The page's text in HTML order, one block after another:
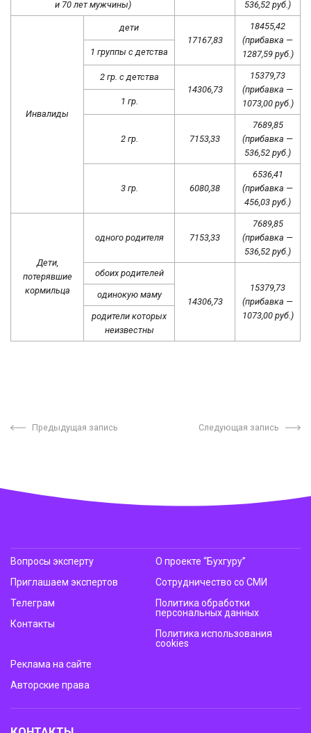
и 70 лет мужчины)
536,52 руб.)
Инвалиды
дети
17167,83
18455,42
(прибавка —
1287,59 руб.)
1 группы с детства
2 гр. с детства
14306,73
15379,73
(прибавка —
1073,00 руб.)
1 гр.
2 гр. 7153,33
7689,85
(прибавка —
536,52 руб.)
3 гр. 6080,38
6536,41
(прибавка —
456,03 руб.)
Дети,
потерявшие
кормильца
одного родителя 7153,33
7689,85
(прибавка —
536,52 руб.)
обоих родителей
14306,73
15379,73
(прибавка —
1073,00 руб.)
одинокую маму
родители которых
неизвестны
Предыдущая запись Следующая запись
Вопросы эксперту
Приглашаем экспертов
Телеграм
Контакты
О проекте “Бухгуру”
Сотрудничество со СМИ
Политика обработки
персональных данных
Политика использования
cookies
Реклама на сайте
Авторские права